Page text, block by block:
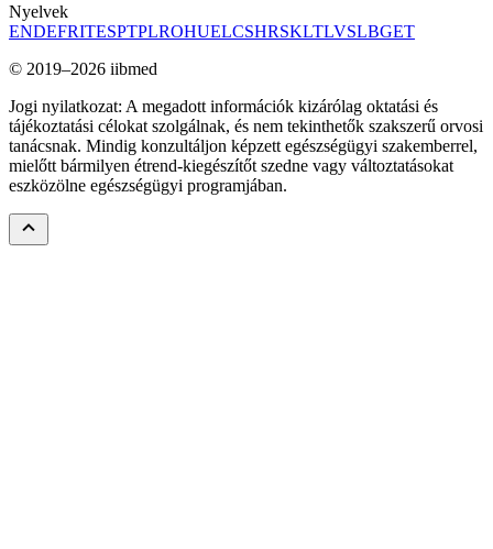
Nyelvek
ENDEFRITESPTPLROHUELCSHRSKLTLVSLBGET
© 2019–2026 iibmed
Jogi nyilatkozat: A megadott információk kizárólag oktatási és
tájékoztatási célokat szolgálnak, és nem tekinthetők szakszerű orvosi
tanácsnak. Mindig konzultáljon képzett egészségügyi szakemberrel,
mielőtt bármilyen étrend-kiegészítőt szedne vagy változtatásokat
eszközölne egészségügyi programjában.